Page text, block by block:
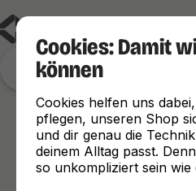
Cookies: Damit
können
Cookies helfen uns
pflegen, unseren Shop
und dir genau die
deinem Alltag passt.
so unkompliziert sein wie